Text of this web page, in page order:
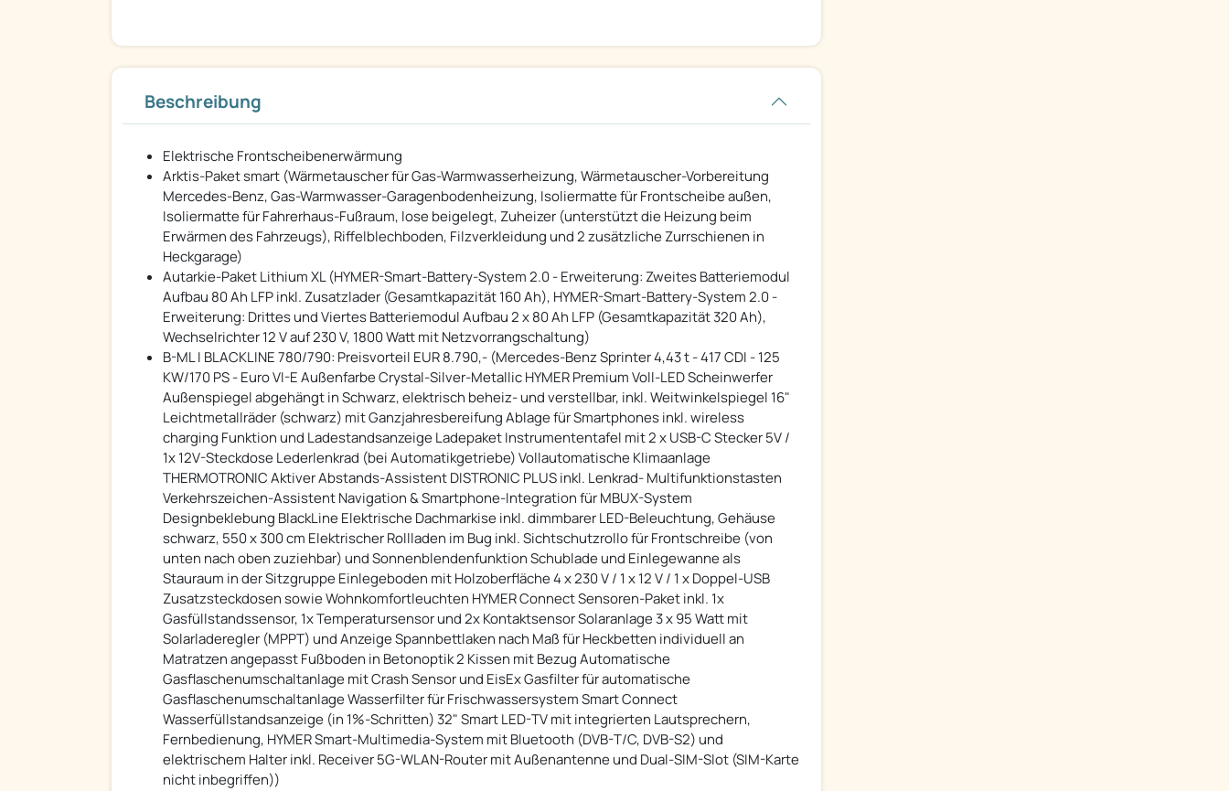
Beschreibung
Elektrische Frontscheibenerwärmung
Arktis-Paket smart (Wärmetauscher für Gas-Warmwasserheizung, Wärmetauscher-Vorbereitung
Mercedes-Benz, Gas-Warmwasser-Garagenbodenheizung, Isoliermatte für Frontscheibe außen,
Isoliermatte für Fahrerhaus-Fußraum, lose beigelegt, Zuheizer (unterstützt die Heizung beim
Erwärmen des Fahrzeugs), Riffelblechboden, Filzverkleidung und 2 zusätzliche Zurrschienen in
Heckgarage)
Autarkie-Paket Lithium XL (HYMER-Smart-Battery-System 2.0 - Erweiterung: Zweites Batteriemodul
Aufbau 80 Ah LFP inkl. Zusatzlader (Gesamtkapazität 160 Ah), HYMER-Smart-Battery-System 2.0 -
Erweiterung: Drittes und Viertes Batteriemodul Aufbau 2 x 80 Ah LFP (Gesamtkapazität 320 Ah),
Wechselrichter 12 V auf 230 V, 1800 Watt mit Netzvorrangschaltung)
B-ML I BLACKLINE 780/790: Preisvorteil EUR 8.790,- (Mercedes-Benz Sprinter 4,43 t - 417 CDI - 125
KW/170 PS - Euro VI-E Außenfarbe Crystal-Silver-Metallic HYMER Premium Voll-LED Scheinwerfer
Außenspiegel abgehängt in Schwarz, elektrisch beheiz- und verstellbar, inkl. Weitwinkelspiegel 16"
Leichtmetallräder (schwarz) mit Ganzjahresbereifung Ablage für Smartphones inkl. wireless
charging Funktion und Ladestandsanzeige Ladepaket Instrumententafel mit 2 x USB-C Stecker 5V /
1x 12V-Steckdose Lederlenkrad (bei Automatikgetriebe) Vollautomatische Klimaanlage
THERMOTRONIC Aktiver Abstands-Assistent DISTRONIC PLUS inkl. Lenkrad- Multifunktionstasten
Verkehrszeichen-Assistent Navigation & Smartphone-Integration für MBUX-System
Designbeklebung BlackLine Elektrische Dachmarkise inkl. dimmbarer LED-Beleuchtung, Gehäuse
schwarz, 550 x 300 cm Elektrischer Rollladen im Bug inkl. Sichtschutzrollo für Frontschreibe (von
unten nach oben zuziehbar) und Sonnenblendenfunktion Schublade und Einlegewanne als
Stauraum in der Sitzgruppe Einlegeboden mit Holzoberfläche 4 x 230 V / 1 x 12 V / 1 x Doppel-USB
Zusatzsteckdosen sowie Wohnkomfortleuchten HYMER Connect Sensoren-Paket inkl. 1x
Gasfüllstandssensor, 1x Temperatursensor und 2x Kontaktsensor Solaranlage 3 x 95 Watt mit
Solarladeregler (MPPT) und Anzeige Spannbettlaken nach Maß für Heckbetten individuell an
Matratzen angepasst Fußboden in Betonoptik 2 Kissen mit Bezug Automatische
Gasflaschenumschaltanlage mit Crash Sensor und EisEx Gasfilter für automatische
Gasflaschenumschaltanlage Wasserfilter für Frischwassersystem Smart Connect
Wasserfüllstandsanzeige (in 1%-Schritten) 32" Smart LED-TV mit integrierten Lautsprechern,
Fernbedienung, HYMER Smart-Multimedia-System mit Bluetooth (DVB-T/C, DVB-S2) und
elektrischem Halter inkl. Receiver 5G-WLAN-Router mit Außenantenne und Dual-SIM-Slot (SIM-Karte
nicht inbegriffen))